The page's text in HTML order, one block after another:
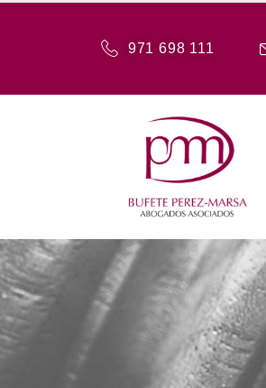
971 698 111